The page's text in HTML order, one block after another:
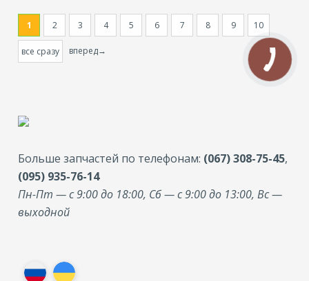
1 2 3 4 5 6 7 8 9 10
все сразу вперед→
Больше запчастей по телефонам: (067) 308-75-45,
(095) 935-76-14
Пн-Пт — с 9:00 до 18:00, Сб — с 9:00 до 13:00, Вс —
выходной